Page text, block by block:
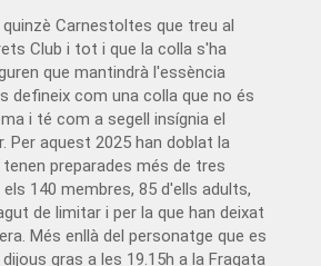
quinzè Carnestoltes que treu al
Club i tot i que la colla s'ha
que mantindrà l'essència
defineix com una colla que no és
i té com a segell insígnia el
Per aquest 2025 han doblat la
preparades més de tres
140 membres, 85 d'ells adults,
de limitar i per la que han deixat
Més enllà del personatge que es
gras a les 19.15h a la Fragata